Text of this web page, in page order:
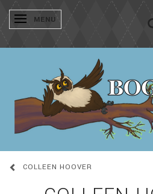
SKIFTE NAVIGATION
MENU
COLLEEN HOOVER